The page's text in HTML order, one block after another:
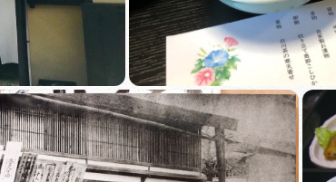
旅行会社・観光事
動画ライブラ
運営組織